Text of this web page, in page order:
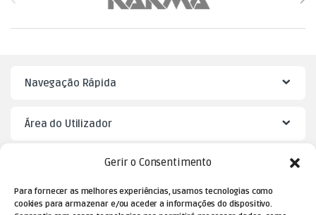
Gerir o Consentimento
Para fornecer as melhores experiências, usamos tecnologias como
cookies para armazenar e/ou aceder a informações do dispositivo.
Navegação Rápida
Área do Utilizador